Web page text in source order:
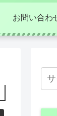
お問い合わ